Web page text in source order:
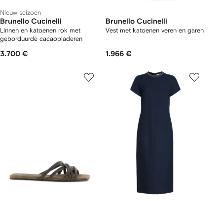
Nieuw seizoen
Brunello Cucinelli
Linnen en katoenen rok met
geborduurde cacaobladeren
3.700 €
Brunello Cucinelli
Vest met katoenen veren en garen
1.966 €